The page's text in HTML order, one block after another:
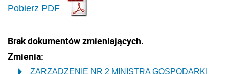
Pobierz PDF
Brak dokumentów zmieniających.
Zmienia:
ZARZĄDZENIE NR 2 MINISTRA GOSPODARKI